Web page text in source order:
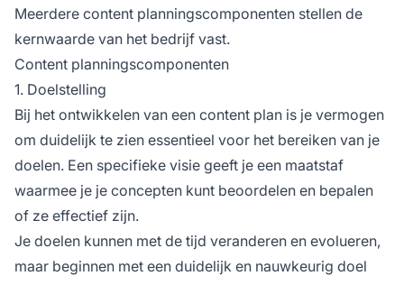
Meerdere content planningscomponenten stellen de
kernwaarde van het bedrijf vast.
Content planningscomponenten
1. Doelstelling
Bij het ontwikkelen van een content plan is je vermogen
om duidelijk te zien essentieel voor het bereiken van je
doelen. Een specifieke visie geeft je een maatstaf
waarmee je je concepten kunt beoordelen en bepalen
of ze effectief zijn.
Je doelen kunnen met de tijd veranderen en evolueren,
maar beginnen met een duidelijk en nauwkeurig doel